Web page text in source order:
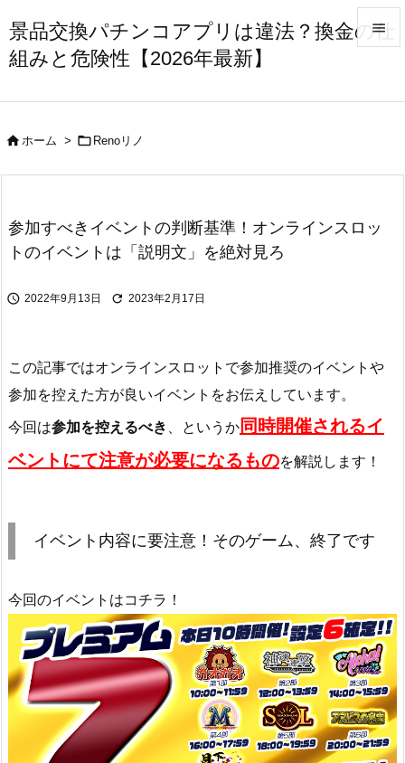
景品交換パチンコアプリは違法？換金の仕
組みと危険性【2026年最新】

前へ
次へ
ホーム >  Renoリノ
参加すべきイベントの判断基準！オンラインスロッ
トのイベントは「説明文」を絶対見ろ
 2022年9月13日  2023年2月17日
この記事ではオンラインスロットで参加推奨のイベントや
参加を控えた方が良いイベントをお伝えしています。
今回は参加を控えるべき 、というか 同時開催されるイ
ベントにて注意が必要になるものを解説します！
イベント内容に要注意！そのゲーム、終了です
今回のイベントはコチラ！